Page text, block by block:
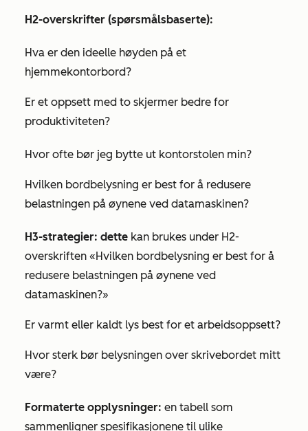
H2-overskrifter (spørsmålsbaserte):
Hva er den ideelle høyden på et
hjemmekontorbord?
Er et oppsett med to skjermer bedre for
produktiviteten?
Hvor ofte bør jeg bytte ut kontorstolen min?
Hvilken bordbelysning er best for å redusere
belastningen på øynene ved datamaskinen?
H3-strategier: dette kan brukes under H2-
overskriften «Hvilken bordbelysning er best for å
redusere belastningen på øynene ved
datamaskinen?»
Er varmt eller kaldt lys best for et arbeidsoppsett?
Hvor sterk bør belysningen over skrivebordet mitt
være?
Formaterte opplysninger: en tabell som
sammenligner spesifikasjonene til ulike